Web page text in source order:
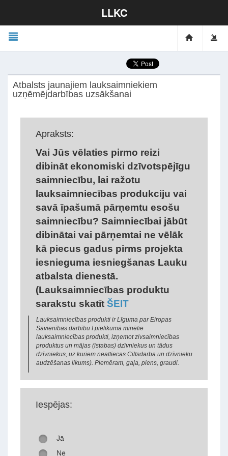
LLKC
Atbalsts jaunajiem lauksaimniekiem
uzņēmējdarbības uzsākšanai
Apraksts:
Vai Jūs vēlaties pirmo reizi
dibināt ekonomiski dzīvotspējīgu
saimniecību, lai ražotu
lauksaimniecības produkciju vai
savā īpašumā pārņemtu esošu
saimniecību? Saimniecībai jābūt
dibinātai vai pārņemtai ne vēlāk
kā piecus gadus pirms projekta
iesnieguma iesniegšanas Lauku
atbalsta dienestā.
(Lauksaimniecības produktu
sarakstu skatīt ŠEIT
Lauksaimniecības produkti ir Līguma par Eiropas
Savienības darbību I pielikumā minētie
lauksaimniecības produkti, izņemot zivsaimniecības
produktus un mājas (istabas) dzīvniekus un tādus
dzīvniekus, uz kuriem neattiecas Ciltsdarba un dzīvnieku
audzēšanas likums). Piemēram, gaļa, piens, graudi.
Iespējas:
Jā
Nē